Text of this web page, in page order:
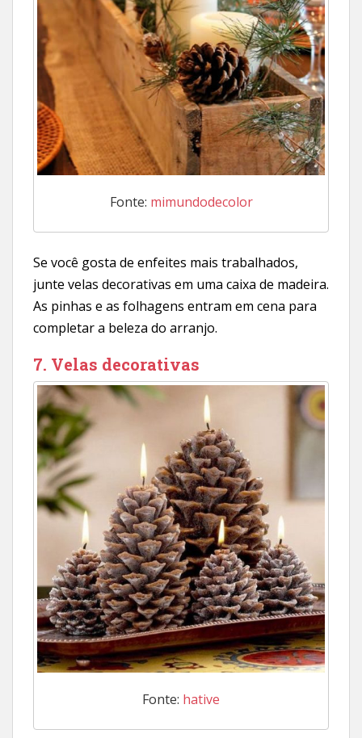
Fonte: mimundodecolor
Se você gosta de enfeites mais trabalhados,
junte velas decorativas em uma caixa de madeira.
As pinhas e as folhagens entram em cena para
completar a beleza do arranjo.
7. Velas decorativas
Fonte: hative